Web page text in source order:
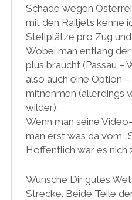
Schade wegen
mit den Railjets kenne
Stellplätze pro Zug
Wobei man entlang
plus braucht (Passau –
also auch eine Option
mitnehmen (allerdings
wilder).
Wenn man seine
man erst was da vom
Hoffentlich war es nich
Wünsche Dir gutes
Strecke. Beide Teile